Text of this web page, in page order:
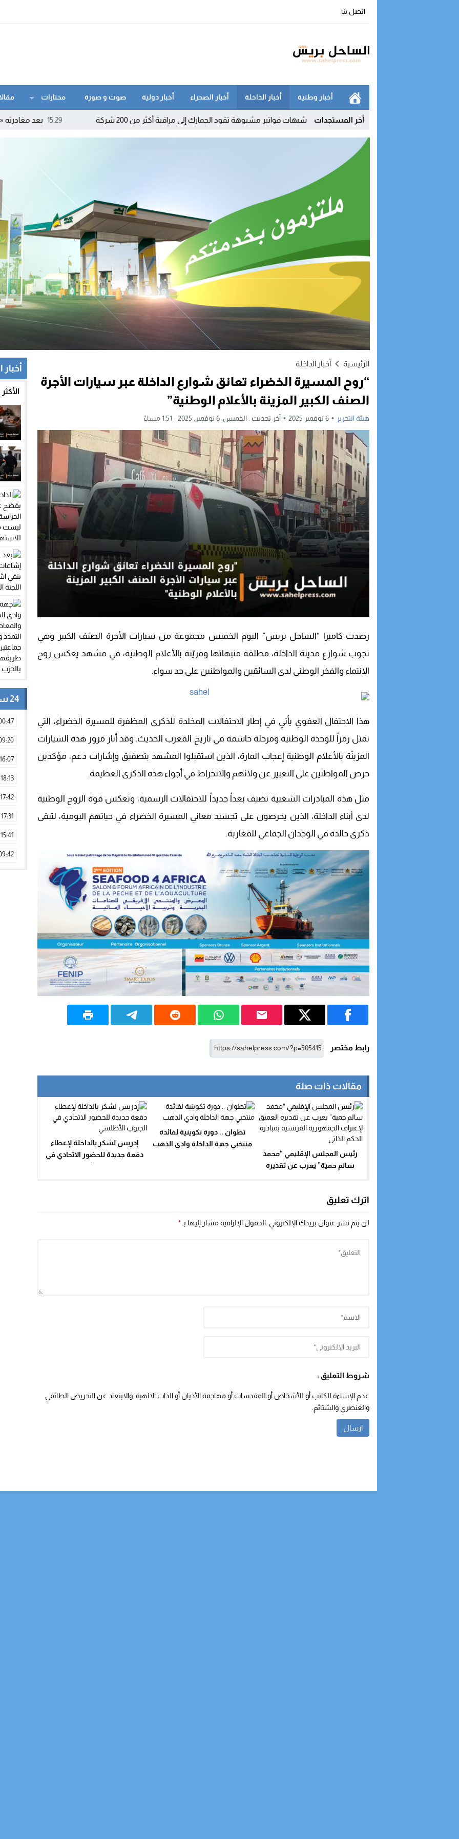
اتصل بنا
أخبار وطنية أخبار الداخلة أخبار الصحراء أخبار دولية صوت و صورة مختارات
أخر المستجدات 15:29 بعد مغادرته «الأحرار» 10:52 شبهات فواتير مشبوهة تقود الجمارك إلى مراقبة أكثر من 200 شركة
الرئيسية أخبار الداخلة
“روح المسيرة الخضراء تعانق شوارع الداخلة عبر سيارات الأجرة
الصنف الكبير المزينة بالأعلام الوطنية”
هيئة التحرير 6 نوفمبر 2025 آخر تحديث : الخميس, 6 نوفمبر, 2025 - 1:51 مساءً
رصدت كاميرا “الساحل بريس” اليوم الخميس مجموعة من سيارات الأجرة الصنف الكبير وهي
تجوب شوارع مدينة الداخلة، مطلقة منبهاتها ومزيّنة بالأعلام الوطنية، في مشهد يعكس روح
الانتماء والفخر الوطني لدى السائقين والمواطنين على حد سواء.
هذا الاحتفال العفوي يأتي في إطار الاحتفالات المخلدة للذكرى المظفرة للمسيرة الخضراء، التي
تمثل رمزاً للوحدة الوطنية ومرحلة حاسمة في تاريخ المغرب الحديث. وقد أثار مرور هذه السيارات
المزينّة بالأعلام الوطنية إعجاب المارة، الذين استقبلوا المشهد بتصفيق وإشارات دعم، مؤكدين
حرص المواطنين على التعبير عن ولائهم والانخراط في أجواء هذه الذكرى العظيمة.
مثل هذه المبادرات الشعبية تضيف بعداً جديداً للاحتفالات الرسمية، وتعكس قوة الروح الوطنية
لدى أبناء الداخلة، الذين يحرصون على تجسيد معاني المسيرة الخضراء في حياتهم اليومية، لتبقى
ذكرى خالدة في الوجدان الجماعي للمغاربة.
رابط مختصر
مقالات ذات صلة
رئيس المجلس الإقليمي “محمد
سالم حمية” يعرب عن تقديره
تطوان .. دورة تكوينية لفائدة
منتخبي جهة الداخلة وادي الذهب
إدريس لشكر بالداخلة لإعطاء
دفعة جديدة للحضور الاتحادي في
اترك تعليق
لن يتم نشر عنوان بريدك الإلكتروني. الحقول الإلزامية مشار إليها بـ *
شروط التعليق :
عدم الإساءة للكاتب أو للأشخاص أو للمقدسات أو مهاجمة الأديان أو الذات الالهية. والابتعاد عن التحريض الطائفي
والعنصري والشتائم.
أخبار
24 ساعة
16:07
18:13
17:42
17:31
15:41